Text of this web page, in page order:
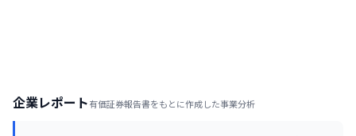
企業レポート有価証券報告書をもとに作成した事業分析